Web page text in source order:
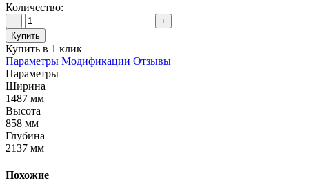
Количество:
−
+
Купить
Купить в 1 клик
Параметры Модификации Отзывы
Параметры
Ширина
1487 мм
Высота
858 мм
Глубина
2137 мм
Похожие